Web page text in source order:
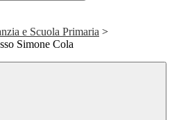
e Scuola Primaria >
Simone Cola